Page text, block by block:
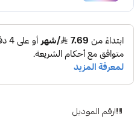
رقم الموديل